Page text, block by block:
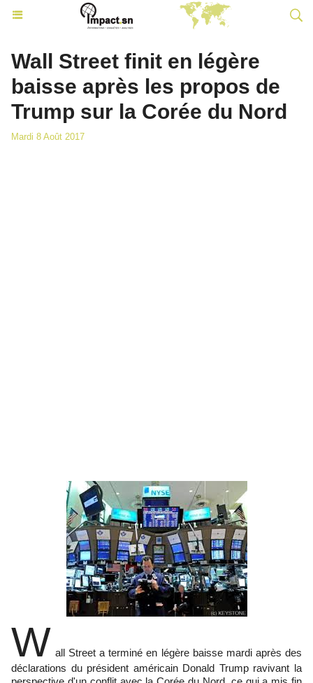
Wall Street finit en légère
baisse après les propos de
Trump sur la Corée du Nord
Mardi 8 Août 2017
W all Street a terminé en légère baisse mardi après des
déclarations du président américain Donald Trump ravivant la